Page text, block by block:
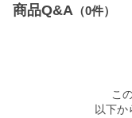
土と釉薬が織りなす焼
輝きと力強い素材感。
紙や布や木などに描い
商品Q&A （0件）
こ
以下か